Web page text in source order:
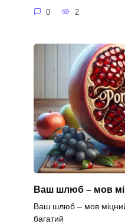
0 2
Ваш шлюб – мов
Ваш шлюб – мов міцний
багатий